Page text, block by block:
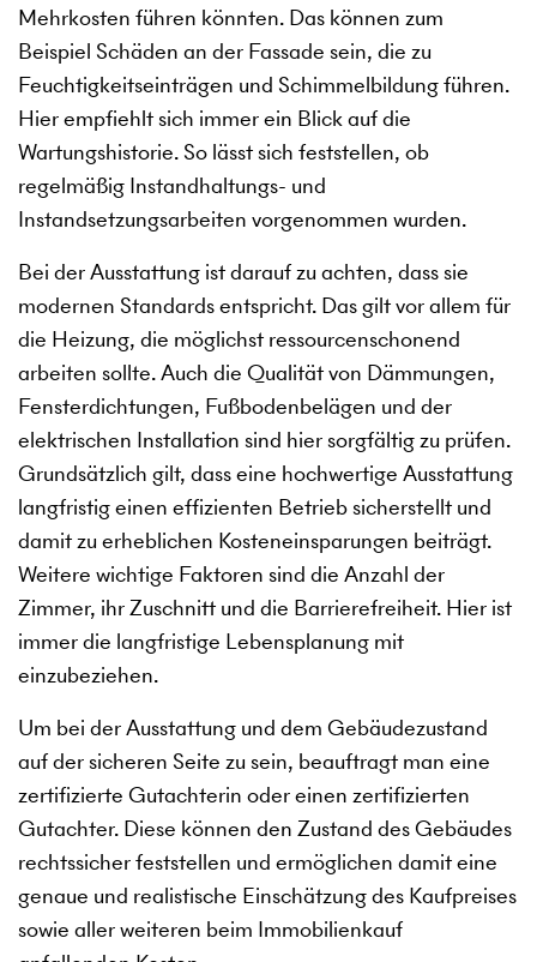
Mehrkosten führen könnten. Das können zum
Beispiel Schäden an der Fassade sein, die zu
Feuchtigkeitseinträgen und Schimmelbildung führen.
Hier empfiehlt sich immer ein Blick auf die
Wartungshistorie. So lässt sich feststellen, ob
regelmäßig Instandhaltungs- und
Instandsetzungsarbeiten vorgenommen wurden.
Bei der Ausstattung ist darauf zu achten, dass sie
modernen Standards entspricht. Das gilt vor allem für
die Heizung, die möglichst ressourcenschonend
arbeiten sollte. Auch die Qualität von Dämmungen,
Fensterdichtungen, Fußbodenbelägen und der
elektrischen Installation sind hier sorgfältig zu prüfen.
Grundsätzlich gilt, dass eine hochwertige Ausstattung
langfristig einen effizienten Betrieb sicherstellt und
damit zu erheblichen Kosteneinsparungen beiträgt.
Weitere wichtige Faktoren sind die Anzahl der
Zimmer, ihr Zuschnitt und die Barrierefreiheit. Hier ist
immer die langfristige Lebensplanung mit
einzubeziehen.
Um bei der Ausstattung und dem Gebäudezustand
auf der sicheren Seite zu sein, beauftragt man eine
zertifizierte Gutachterin oder einen zertifizierten
Gutachter. Diese können den Zustand des Gebäudes
rechtssicher feststellen und ermöglichen damit eine
genaue und realistische Einschätzung des Kaufpreises
sowie aller weiteren beim Immobilienkauf